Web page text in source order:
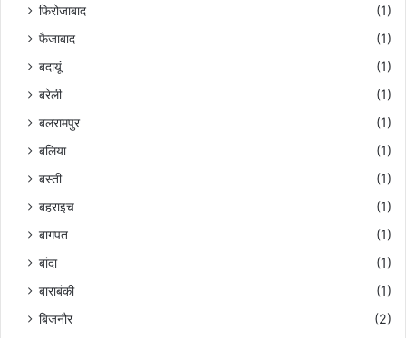
फिरोजाबाद
(1)
फैजाबाद
(1)
बदायूं
(1)
बरेली
(1)
बलरामपुर
(1)
बलिया
(1)
बस्ती
(1)
बहराइच
(1)
बागपत
(1)
बांदा
(1)
बाराबंकी
(1)
बिजनौर
(2)